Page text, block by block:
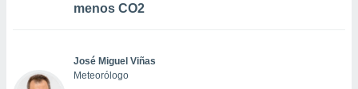
menos CO2
José Miguel Viñas
Meteorólogo